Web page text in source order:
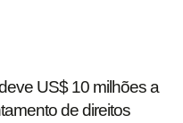
US$ 10 milhões a
de direitos